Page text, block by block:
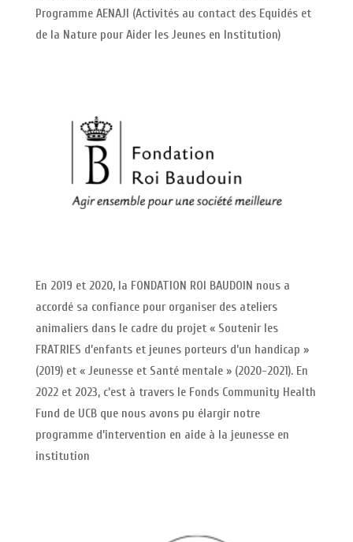
Programme AENAJI (Activités au contact des Equidés et
de la Nature pour Aider les Jeunes en Institution)
En 2019 et 2020, la FONDATION ROI BAUDOIN nous a
accordé sa confiance pour organiser des ateliers
animaliers dans le cadre du projet « Soutenir les
FRATRIES d’enfants et jeunes porteurs d’un handicap »
(2019) et « Jeunesse et Santé mentale » (2020-2021). En
2022 et 2023, c’est à travers le Fonds Community Health
Fund de UCB que nous avons pu élargir notre
programme d’intervention en aide à la jeunesse en
institution